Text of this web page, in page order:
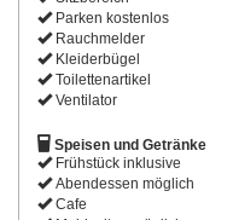
Parken kostenlos
Rauchmelder
Kleiderbügel
Toilettenartikel
Ventilator
Speisen und Getränke
Frühstück inklusive
Abendessen möglich
Cafe